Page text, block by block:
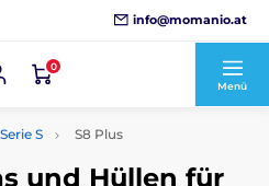
info@momanio.at
0
Menü
Serie S S8 Plus
und Hüllen für